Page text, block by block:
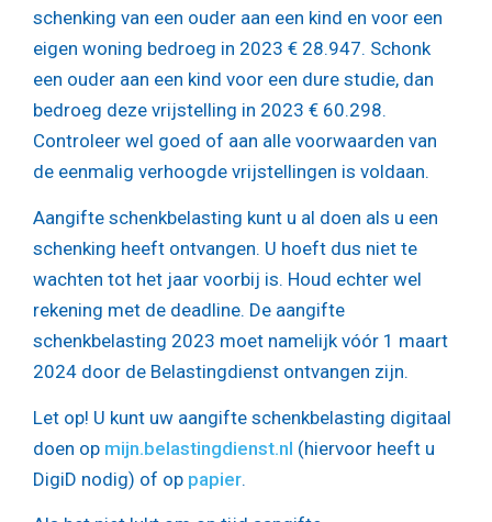
schenking van een ouder aan een kind en voor een
eigen woning bedroeg in 2023 € 28.947. Schonk
een ouder aan een kind voor een dure studie, dan
bedroeg deze vrijstelling in 2023 € 60.298.
Controleer wel goed of aan alle voorwaarden van
de eenmalig verhoogde vrijstellingen is voldaan.
Aangifte schenkbelasting kunt u al doen als u een
schenking heeft ontvangen. U hoeft dus niet te
wachten tot het jaar voorbij is. Houd echter wel
rekening met de deadline. De aangifte
schenkbelasting 2023 moet namelijk vóór 1 maart
2024 door de Belastingdienst ontvangen zijn.
Let op! U kunt uw aangifte schenkbelasting digitaal
doen op mijn.belastingdienst.nl (hiervoor heeft u
DigiD nodig) of op papier.